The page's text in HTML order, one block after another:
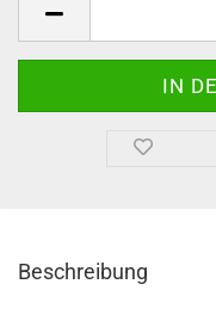
Beschreibung